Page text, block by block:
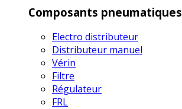
Composants pneumatiques
Electro distributeur
Distributeur manuel
Vérin
Filtre
Régulateur
FRL